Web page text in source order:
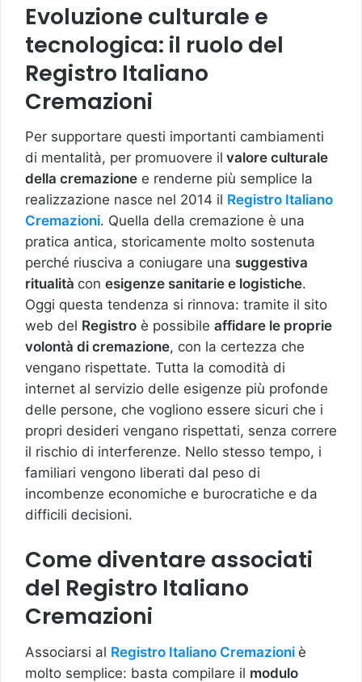
Evoluzione culturale e
tecnologica: il ruolo del
Registro Italiano
Cremazioni
Per supportare questi importanti cambiamenti
di mentalità, per promuovere il valore culturale
della cremazione e renderne più semplice la
realizzazione nasce nel 2014 il Registro Italiano
Cremazioni. Quella della cremazione è una
pratica antica, storicamente molto sostenuta
perché riusciva a coniugare una suggestiva
ritualità con esigenze sanitarie e logistiche.
Oggi questa tendenza si rinnova: tramite il sito
web del Registro è possibile affidare le proprie
volontà di cremazione, con la certezza che
vengano rispettate. Tutta la comodità di
internet al servizio delle esigenze più profonde
delle persone, che vogliono essere sicuri che i
propri desideri vengano rispettati, senza correre
il rischio di interferenze. Nello stesso tempo, i
familiari vengono liberati dal peso di
incombenze economiche e burocratiche e da
difficili decisioni.
Come diventare associati
del Registro Italiano
Cremazioni
Associarsi al Registro Italiano Cremazioni è
molto semplice: basta compilare il modulo